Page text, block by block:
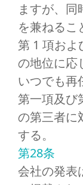
ますが、
を兼ねるこ
第 1 項およ
の地位に応
いつでも再
第一項及び
の第三者に
する。
第28条
会社の発表